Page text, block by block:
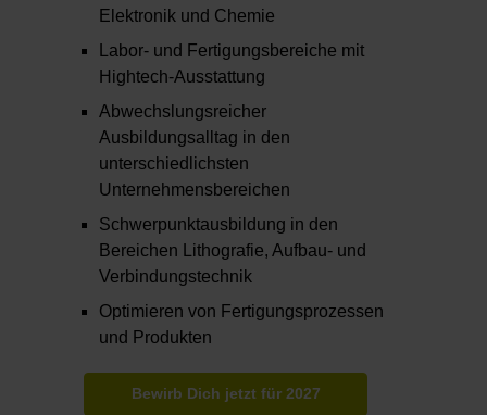
Elektronik und Chemie
Labor- und Fertigungsbereiche mit
Hightech-Ausstattung
Abwechslungsreicher
Ausbildungsalltag in den
unterschiedlichsten
Unternehmensbereichen
Schwerpunktausbildung in den
Bereichen Lithografie, Aufbau- und
Verbindungstechnik
Optimieren von Fertigungsprozessen
und Produkten
Bewirb Dich jetzt für 2027